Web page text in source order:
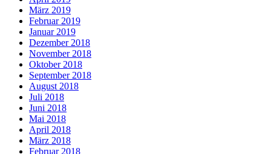
März 2019
Februar 2019
Januar 2019
Dezember 2018
November 2018
Oktober 2018
September 2018
August 2018
Juli 2018
Juni 2018
Mai 2018
April 2018
März 2018
Februar 2018